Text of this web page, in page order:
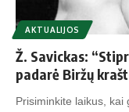
AKTUALIJOS
Ž. Savickas:
padarė Biržų
Prisiminkite laikus,